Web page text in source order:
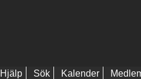
Hjälp Sök Kalender